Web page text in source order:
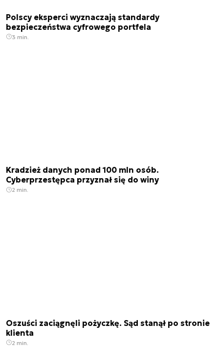
Polscy eksperci wyznaczają standardy
bezpieczeństwa cyfrowego portfela
3 min.
Kradzież danych ponad 100 mln osób.
Cyberprzestępca przyznał się do winy
2 min.
Oszuści zaciągnęli pożyczkę. Sąd stanął po stronie
klienta
2 min.